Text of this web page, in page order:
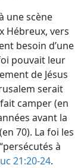
une scène
Hébreux, vers
besoin d’une
pouvait leur
de Jésus
serait
camper (en
avant la
70). La foi les
à
21:20-24.